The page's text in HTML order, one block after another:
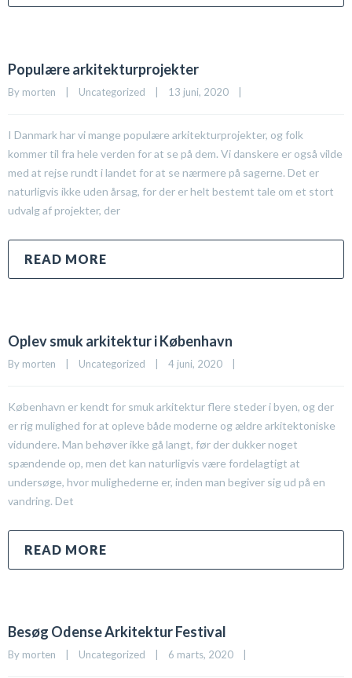
Populære arkitekturprojekter
By morten Uncategorized 13 juni, 2020
I Danmark har vi mange populære arkitekturprojekter, og folk
kommer til fra hele verden for at se på dem. Vi danskere er også vilde
med at rejse rundt i landet for at se nærmere på sagerne. Det er
naturligvis ikke uden årsag, for der er helt bestemt tale om et stort
udvalg af projekter, der
READ MORE
Oplev smuk arkitektur i København
By morten Uncategorized 4 juni, 2020
København er kendt for smuk arkitektur flere steder i byen, og der
er rig mulighed for at opleve både moderne og ældre arkitektoniske
vidundere. Man behøver ikke gå langt, før der dukker noget
spændende op, men det kan naturligvis være fordelagtigt at
undersøge, hvor mulighederne er, inden man begiver sig ud på en
vandring. Det
READ MORE
Besøg Odense Arkitektur Festival
By morten Uncategorized 6 marts, 2020